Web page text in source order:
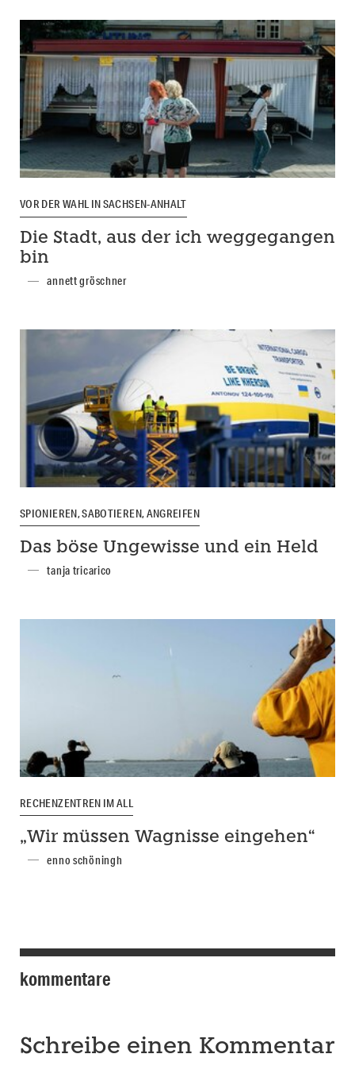
VOR DER WAHL IN SACHSEN-ANHALT
Die Stadt, aus der ich weggegangen
bin
annett gröschner
SPIONIEREN, SABOTIEREN, ANGREIFEN
Das böse Ungewisse und ein Held
tanja tricarico
RECHENZENTREN IM ALL
„Wir müssen Wagnisse eingehen“
enno schöningh
kommentare
Schreibe einen Kommentar